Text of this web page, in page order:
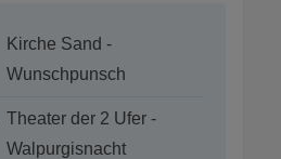
Kirche Sand -
Wunschpunsch
Theater der 2 Ufer -
Walpurgisnacht